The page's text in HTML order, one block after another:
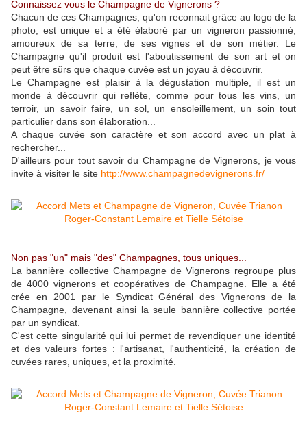
Connaissez vous le Champagne de Vignerons ?
Chacun de ces Champagnes, qu'on reconnait grâce au logo de la
photo, est unique et a été élaboré par un vigneron passionné,
amoureux de sa terre, de ses vignes et de son métier. Le
Champagne qu'il produit est l'aboutissement de son art et on
peut être sûrs que chaque cuvée est un joyau à découvrir.
Le Champagne est plaisir à la dégustation multiple, il est un
monde à découvrir qui reflète, comme pour tous les vins, un
terroir, un savoir faire, un sol, un ensoleillement, un soin tout
particulier dans son élaboration...
A chaque cuvée son caractère et son accord avec un plat à
rechercher...
D'ailleurs pour tout savoir du Champagne de Vignerons, je vous
invite à visiter le site http://www.champagnedevignerons.fr/
Non pas "un" mais "des" Champagnes, tous uniques...
La bannière collective Champagne de Vignerons regroupe plus
de 4000 vignerons et coopératives de Champagne. Elle a été
crée en 2001 par le Syndicat Général des Vignerons de la
Champagne, devenant ainsi la seule bannière collective portée
par un syndicat.
C'est cette singularité qui lui permet de revendiquer une identité
et des valeurs fortes : l'artisanat, l'authenticité, la création de
cuvées rares, uniques, et la proximité.